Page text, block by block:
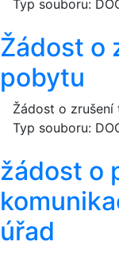
Typ souboru:
Žádost o
pobytu
Žádost o
Typ souboru:
žádost o
úřad